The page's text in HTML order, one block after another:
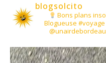
blogsolcito
Bons plans
Blogueuse